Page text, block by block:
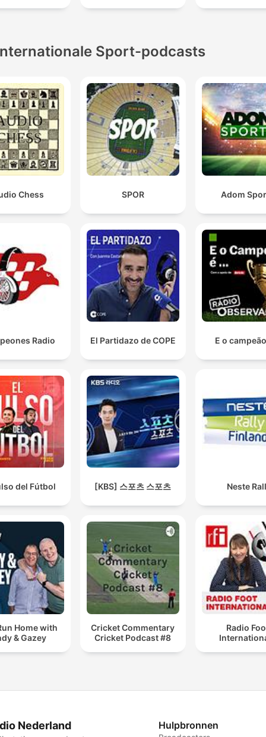
Sport-podcasts
Chess SPOR Adom
Radio El Partidazo de COPE E o
del Fútbol [KBS] 스포츠 스포츠 Neste
Home with
& Gazey
Cricket Commentary
Cricket Podcast #8
Radio
Nederland Hulpbronnen